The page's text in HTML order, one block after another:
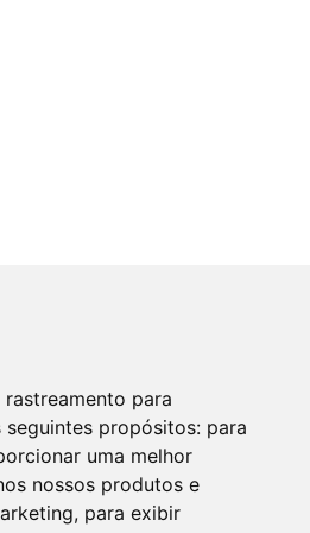
para
seguintes propósitos: para
uma melhor
nossos produtos e
, para exibir